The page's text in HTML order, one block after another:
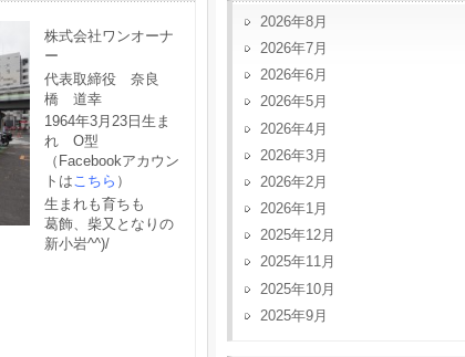
株式会社ワンオーナ
ー
代表取締役 奈良
橋 道幸
1964年3月23日生ま
れ O型
（Facebookアカウン
トはこちら ）
生まれも育ちも
葛飾、柴又となりの
新小岩^^)/
2026年8月
2026年7月
2026年6月
2026年5月
2026年4月
2026年3月
2026年2月
2026年1月
2025年12月
2025年11月
2025年10月
2025年9月